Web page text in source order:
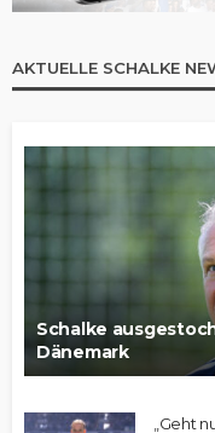
AKTUELLE SCHALKE
Schalke
Dänemark
„Geht